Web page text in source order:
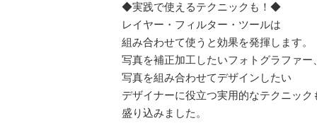
◆実践で使えるテクニックも！◆
レイヤー・フィルター・ツールは
組み合わせて使うと効果を発揮します。
写真を補正加工したいフォトグラファー、
写真を組み合わせてデザインしたい
デザイナーに役立つ実用的なテクニック
盛り込みました。